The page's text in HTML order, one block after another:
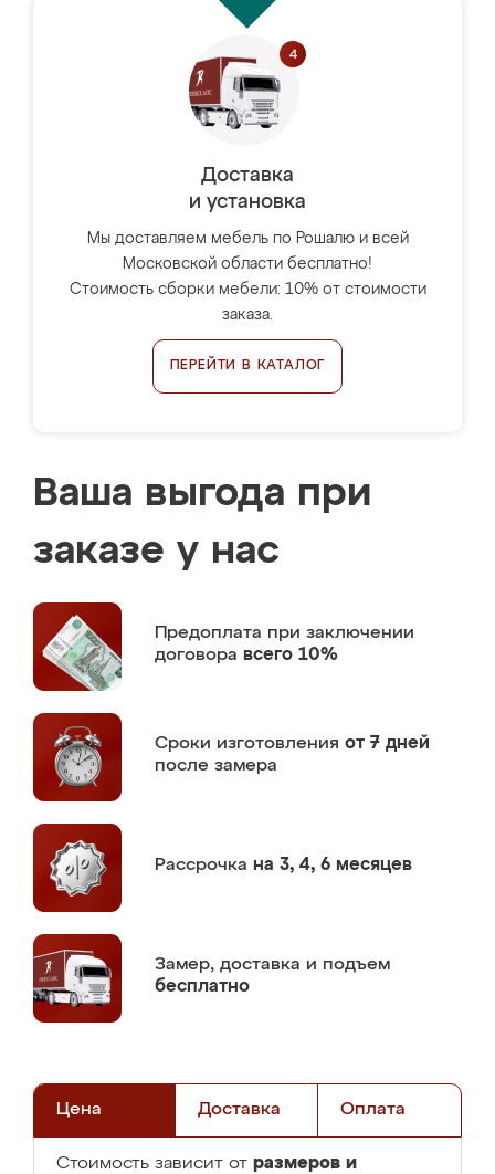
Доставка
и установка
Мы доставляем мебель по Рошалю и всей
Московской области бесплатно!
Стоимость сборки мебели: 10% от стоимости
заказа.
ПЕРЕЙТИ В КАТАЛОГ
Ваша выгода при
заказе у нас
Предоплата при заключении
договора всего 10%
Сроки изготовления от 7 дней
после замера
Рассрочка на 3, 4, 6 месяцев
Замер, доставка и подъем
бесплатно
Цена Доставка Оплата
Стоимость зависит от размеров и